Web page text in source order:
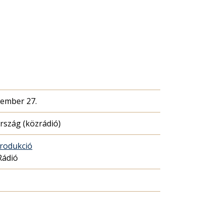
27.
(közrádió)